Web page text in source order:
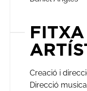
FITXA
Creació i
Direcció